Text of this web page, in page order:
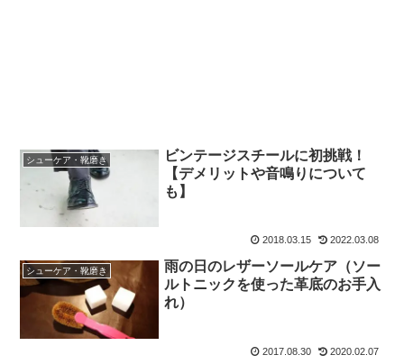
シューケア・靴磨き
ビンテージスチールに初挑戦！
【デメリットや音鳴りについて
も】
2018.03.15 2022.03.08
シューケア・靴磨き
雨の日のレザーソールケア（ソー
ルトニックを使った革底のお手入
れ）
2017.08.30 2020.02.07